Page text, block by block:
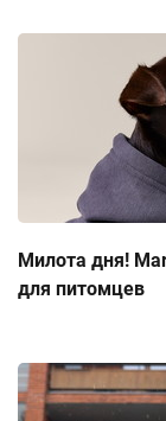
Милота дня!
для питомцев